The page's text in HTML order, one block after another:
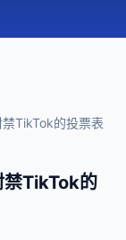
TikTok的投票表
禁TikTok的